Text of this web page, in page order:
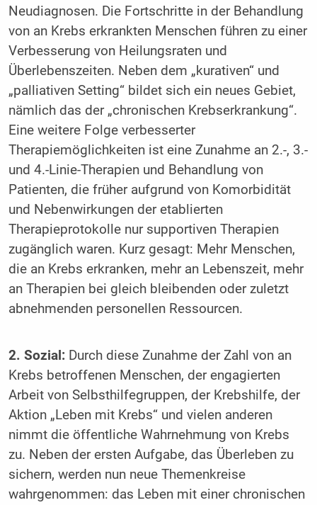
Neudiagnosen. Die Fortschritte in der Behandlung
von an Krebs erkrankten Menschen führen zu einer
Verbesserung von Heilungsraten und
Überlebenszeiten. Neben dem „kurativen“ und
„palliativen Setting“ bildet sich ein neues Gebiet,
nämlich das der „chronischen Krebserkrankung“.
Eine weitere Folge verbesserter
Therapiemöglichkeiten ist eine Zunahme an 2.-, 3.-
und 4.-Linie-Therapien und Behandlung von
Patienten, die früher aufgrund von Komorbidität
und Nebenwirkungen der etablierten
Therapieprotokolle nur supportiven Therapien
zugänglich waren. Kurz gesagt: Mehr Menschen,
die an Krebs erkranken, mehr an Lebenszeit, mehr
an Therapien bei gleich bleibenden oder zuletzt
abnehmenden personellen Ressourcen.
2. Sozial: Durch diese Zunahme der Zahl von an
Krebs betroffenen Menschen, der engagierten
Arbeit von Selbsthilfegruppen, der Krebshilfe, der
Aktion „Leben mit Krebs“ und vielen anderen
nimmt die öffentliche Wahrnehmung von Krebs
zu. Neben der ersten Aufgabe, das Überleben zu
sichern, werden nun neue Themenkreise
wahrgenommen: das Leben mit einer chronischen